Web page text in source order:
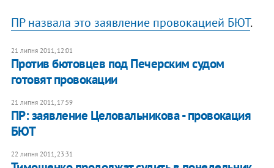
ПР назвала это заявление провокацией БЮТ.
21 липня 2011, 12:01
Против бютовцев под Печерским судом
готовят провокации
21 липня 2011, 17:59
ПР: заявление Целовальникова - провокация
БЮТ
22 липня 2011, 23:31